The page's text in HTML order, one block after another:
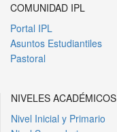
COMUNIDAD IPL
Portal IPL
Asuntos Estudiantiles
Pastoral
NIVELES ACADÉMICOS
Nivel Inicial y Primario